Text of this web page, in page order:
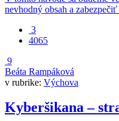
nevhodný obsah a
3
4065
9
Beáta Rampáková
v rubrike: Výchova
Kyberšikana –